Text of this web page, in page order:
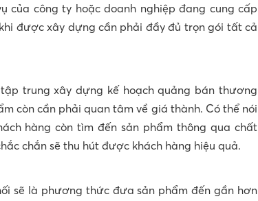
của công ty hoặc doanh nghiệp đang cung cấp
được xây dựng cần phải đầy đủ trọn gói tất cả
trung xây dựng kế hoạch quảng bán thương
còn cần phải quan tâm về giá thành. Có thể nói
hàng còn tìm đến sản phẩm thông qua chất
chắn sẽ thu hút được khách hàng hiệu quả.
sẽ là phương thức đưa sản phẩm đến gần hơn